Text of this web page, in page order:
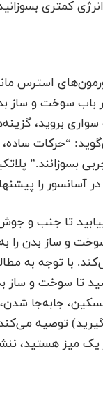
کمتری
استرس
سوخت و ساز
بروید،
“حرکات
آسانسور را
بیابید تا جنب و
و ساز بدن
تا سوخت و ساز
جابه‌جا
توصیه
یک میز هستید،